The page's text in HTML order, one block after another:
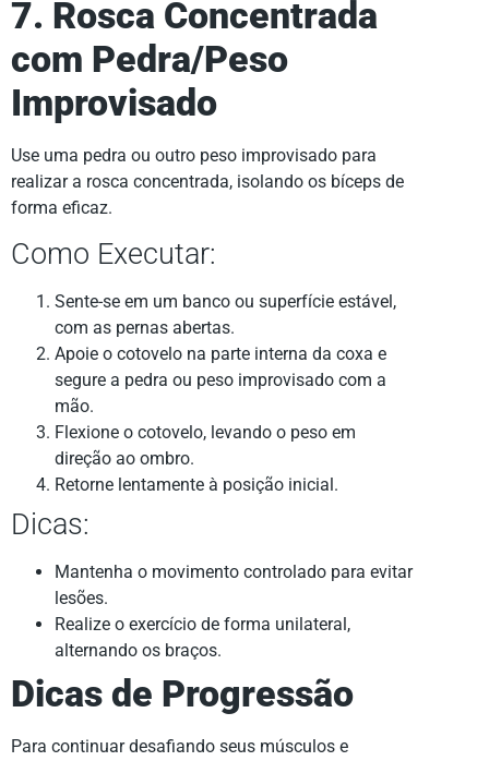
7. Rosca Concentrada
com Pedra/Peso
Improvisado
Use uma pedra ou outro peso improvisado para
realizar a rosca concentrada, isolando os bíceps de
forma eficaz.
Como Executar:
Sente-se em um banco ou superfície estável,
com as pernas abertas.
Apoie o cotovelo na parte interna da coxa e
segure a pedra ou peso improvisado com a
mão.
Flexione o cotovelo, levando o peso em
direção ao ombro.
Retorne lentamente à posição inicial.
Dicas:
Mantenha o movimento controlado para evitar
lesões.
Realize o exercício de forma unilateral,
alternando os braços.
Dicas de Progressão
Para continuar desafiando seus músculos e